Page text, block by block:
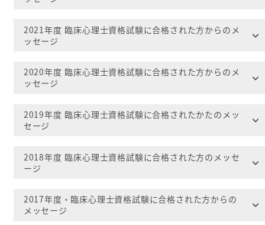
2021年度 臨床心理士資格試験に合格された方からのメ
ッセージ
2020年度 臨床心理士資格試験に合格された方からのメ
ッセージ
2019年度 臨床心理士資格試験に合格されたかたのメッ
セージ
2018年度 臨床心理士資格試験に合格された方のメッセ
ージ
2017年度・臨床心理士資格試験に合格された方からの
メッセージ